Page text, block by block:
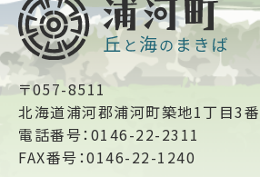
〒057-8511
北海道浦河郡浦河町築地1丁目3
電話番号：0146-22-2311
FAX番号：0146-22-1240